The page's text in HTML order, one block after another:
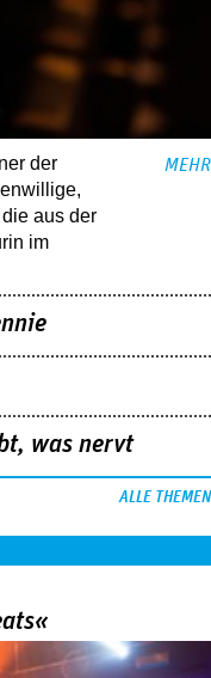
der
aus der
im
MEHR
was nervt
ALLE THEMEN